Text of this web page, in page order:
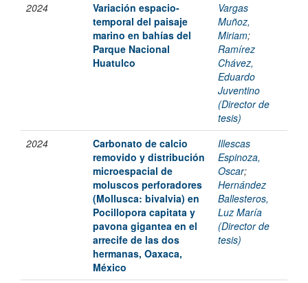
2024
Variación espacio-
temporal del paisaje
marino en bahías del
Parque Nacional
Huatulco
Vargas
Muñoz,
Miriam;
Ramírez
Chávez,
Eduardo
Juventino
(Director de
tesis)
2024
Carbonato de calcio
removido y distribución
microespacial de
moluscos perforadores
(Mollusca: bivalvia) en
Pocillopora capitata y
pavona gigantea en el
arrecife de las dos
hermanas, Oaxaca,
México
Illescas
Espinoza,
Oscar;
Hernández
Ballesteros,
Luz María
(Director de
tesis)